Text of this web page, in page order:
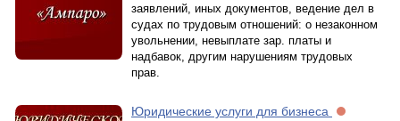
заявлений, иных документов, ведение дел в
судах по трудовым отношений: о незаконном
увольнении, невыплате зар. платы и
надбавок, другим нарушениям трудовых
прав.
Юридические услуги для бизнеса